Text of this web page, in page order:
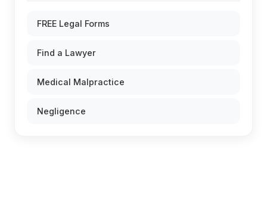
FREE Legal Forms
Find a Lawyer
Medical Malpractice
Negligence